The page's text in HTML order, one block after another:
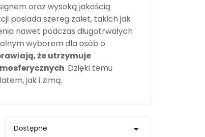
oraz wysoką jakością
posiada szereg zalet, takich jak
nawet podczas długotrwałych
wyborem dla osób o
że utrzymuje
. Dzięki temu
jak i zimą.
Dostępne 